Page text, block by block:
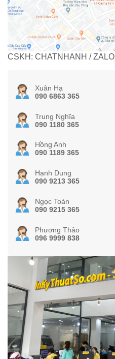
CSKH: CHATNHANH /
Xuân Hạ
090 6863 365
Trung Nghĩa
090 1180 365
Hồng Anh
090 1189 365
Hạnh Dung
090 9213 365
Ngọc Toàn
090 9215 365
Phương Thảo
096 9999 838